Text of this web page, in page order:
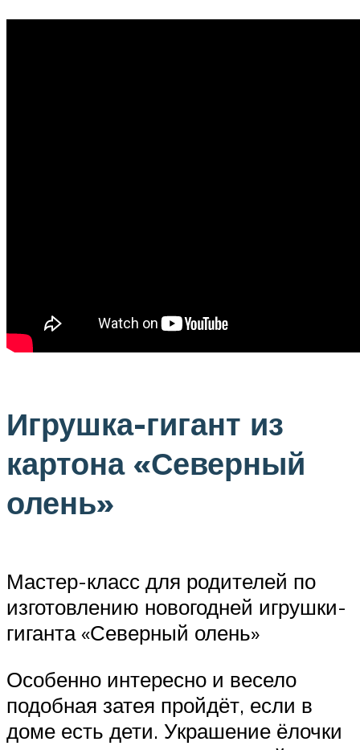
Игрушка-гигант из
картона «Северный
олень»
Мастер-класс для родителей по
изготовлению новогодней игрушки-
гиганта «Северный олень»
Особенно интересно и весело
подобная затея пройдёт, если в
доме есть дети. Украшение ёлочки